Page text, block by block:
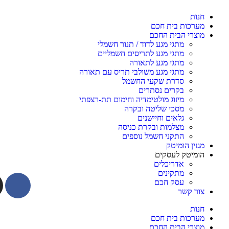
חנות
מערכות בית חכם
מוצרי הבית החכם
מתגי מגע לדוד / תנור חשמלי
מתגי מגע לתריסים חשמליים
מתגי מגע לתאורה
מתגי מגע משולבי תריס עם תאורה
סדרת שקעי החשמל
בקרים נסתרים
מיזוג מולטימדיה וחימום תת-רצפתי
מסכי שליטה ובקרה
גלאים וחיישנים
מצלמות ובקרת כניסה
התקני חשמל נוספים
מגזין הומיטק
הומיטק לעסקים
אדריכלים
מתקינים
עסק חכם
צור קשר
חנות
מערכות בית חכם
מוצרי הבית החכם